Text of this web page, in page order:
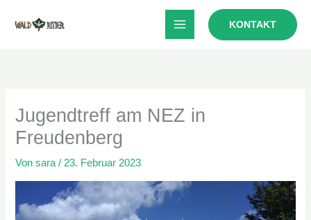
Inhalt
KONTAKT
Jugendtreff am NEZ in
Freudenberg
Vonsara/23. Februar 2023